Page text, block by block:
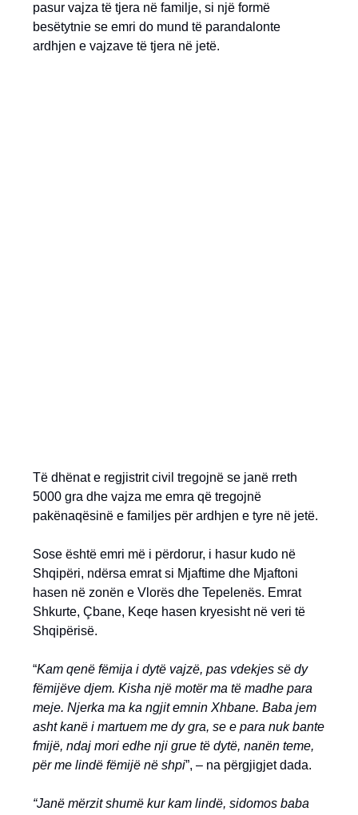
pasur vajza të tjera në familje, si një formë
besëtytnie se emri do mund të parandalonte
ardhjen e vajzave të tjera në jetë.
Të dhënat e regjistrit civil tregojnë se janë rreth
5000 gra dhe vajza me emra që tregojnë
pakënaqësinë e familjes për ardhjen e tyre në jetë.
Sose është emri më i përdorur, i hasur kudo në
Shqipëri, ndërsa emrat si Mjaftime dhe Mjaftoni
hasen në zonën e Vlorës dhe Tepelenës. Emrat
Shkurte, Çbane, Keqe hasen kryesisht në veri të
Shqipërisë.
“Kam qenë fëmija i dytë vajzë, pas vdekjes së dy
fëmijëve djem. Kisha një motër ma të madhe para
meje. Njerka ma ka ngjit emnin Xhbane. Baba jem
asht kanë i martuem me dy gra, se e para nuk bante
fmijë, ndaj mori edhe nji grue të dytë, nanën teme,
për me lindë fëmijë në shpi”, – na përgjigjet dada.
“Janë mërzit shumë kur kam lindë, sidomos baba